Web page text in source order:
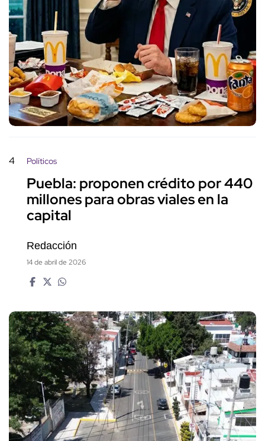
4 Políticos
Puebla: proponen crédito por 440
millones para obras viales en la
capital
Redacción
14 de abril de 2026